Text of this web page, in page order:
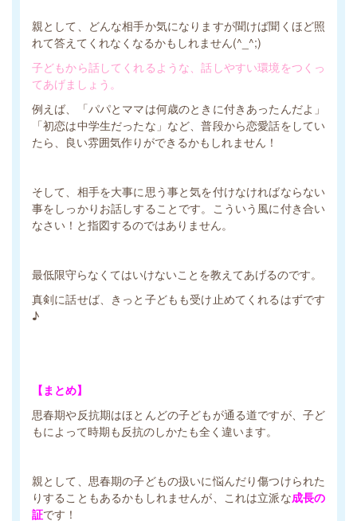
親として、どんな相手か気になりますが聞けば聞くほど照
れて答えてくれなくなるかもしれません(^_^;)
子どもから話してくれるような、話しやすい環境をつくっ
てあげましょう。
例えば、「パパとママは何歳のときに付きあったんだよ」
「初恋は中学生だったな」など、普段から恋愛話をしてい
たら、良い雰囲気作りができるかもしれません！
そして、相手を大事に思う事と気を付けなければならない
事をしっかりお話しすることです。こういう風に付き合い
なさい！と指図するのではありません。
最低限守らなくてはいけないことを教えてあげるのです。
真剣に話せば、きっと子どもも受け止めてくれるはずです
♪
【まとめ】
思春期や反抗期はほとんどの子どもが通る道ですが、子ど
もによって時期も反抗のしかたも全く違います。
親として、思春期の子どもの扱いに悩んだり傷つけられた
りすることもあるかもしれませんが、これは立派な成長の
証です！